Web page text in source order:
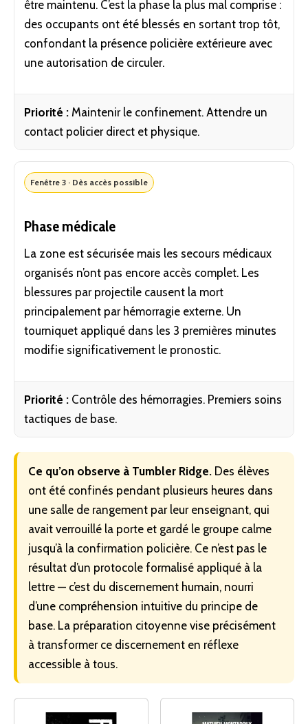
être maintenu. C’est la phase la plus mal comprise :
des occupants ont été blessés en sortant trop tôt,
confondant la présence policière extérieure avec
une autorisation de circuler.
Priorité : Maintenir le confinement. Attendre un
contact policier direct et physique.
Fenêtre 3 · Dès accès possible
Phase médicale
La zone est sécurisée mais les secours médicaux
organisés n’ont pas encore accès complet. Les
blessures par projectile causent la mort
principalement par hémorragie externe. Un
tourniquet appliqué dans les 3 premières minutes
modifie significativement le pronostic.
Priorité : Contrôle des hémorragies. Premiers soins
tactiques de base.
Ce qu’on observe à Tumbler Ridge. Des élèves
ont été confinés pendant plusieurs heures dans
une salle de rangement par leur enseignant, qui
avait verrouillé la porte et gardé le groupe calme
jusqu’à la confirmation policière. Ce n’est pas le
résultat d’un protocole formalisé appliqué à la
lettre — c’est du discernement humain, nourri
d’une compréhension intuitive du principe de
base. La préparation citoyenne vise précisément
à transformer ce discernement en réflexe
accessible à tous.